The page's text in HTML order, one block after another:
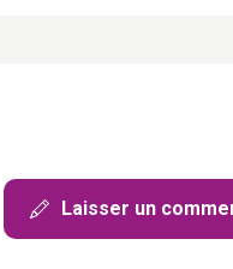
Laisser un